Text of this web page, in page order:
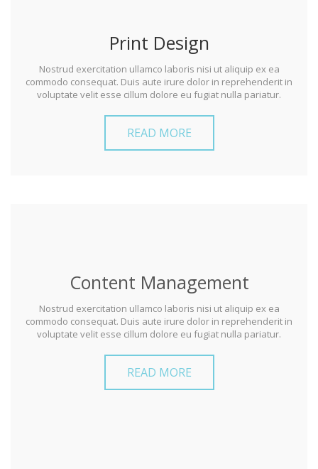
Print Design
Nostrud exercitation ullamco laboris nisi ut aliquip ex ea
commodo consequat. Duis aute irure dolor in reprehenderit in
voluptate velit esse cillum dolore eu fugiat nulla pariatur.
READ MORE
Content Management
Nostrud exercitation ullamco laboris nisi ut aliquip ex ea
commodo consequat. Duis aute irure dolor in reprehenderit in
voluptate velit esse cillum dolore eu fugiat nulla pariatur.
READ MORE